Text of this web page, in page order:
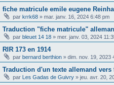
fiche matricule emile eugene
par krrk68 » mar. janv. 16, 2024 6:48 pm
Traduction "fiche matricule"
par bleuet 14 18 » mer. janv. 03, 2024
RIR 173 en 1914
par bernard berthion » dim. nov. 19, 2023
Traduction d'un texte allemand vers
par Les Gadas de Guivry » jeu. avr. 20,